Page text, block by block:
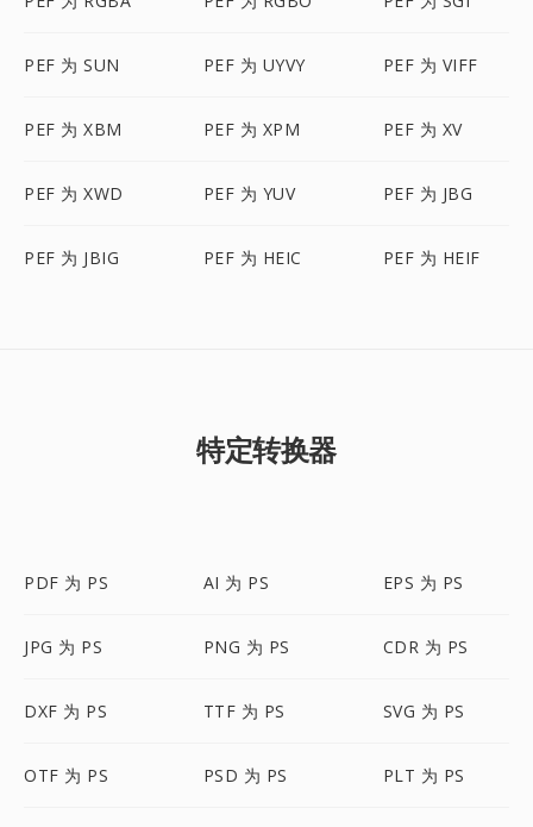
PEF 为 SUN PEF 为 UYVY PEF 为 VIFF
PEF 为 XBM PEF 为 XPM PEF 为 XV
PEF 为 XWD PEF 为 YUV PEF 为 JBG
PEF 为 JBIG PEF 为 HEIC PEF 为 HEIF
特定转换器
PDF 为 PS AI 为 PS EPS 为 PS
JPG 为 PS PNG 为 PS CDR 为 PS
DXF 为 PS TTF 为 PS SVG 为 PS
OTF 为 PS PSD 为 PS PLT 为 PS